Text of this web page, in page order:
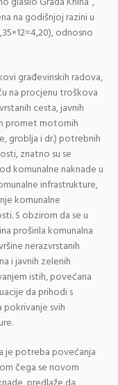
na godišnjoj razini u
odnosno
građevinskih radova,
na procjenu troškova
cesta, javnih
promet motornih
groblja i dr.) potrebnih
znatno su se
komunalne naknade u
infrastrukture,
komunalne
S obzirom da se u
proširila komunalna
nerazvrstanih
i javnih zelenih
istih, povećana
da prihodi s
svih
je potreba povećanja
čega se novom